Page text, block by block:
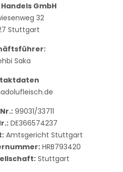
GmbH
32
Stuttgart
Saka
99031/33711
DE366574237
Amtsgericht Stuttgart
HRB793420
Stuttgart